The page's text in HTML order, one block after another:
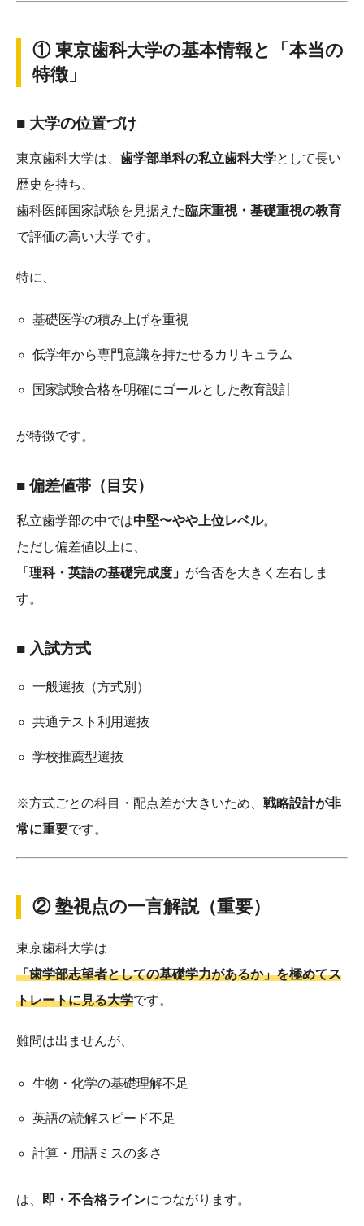
① 東京歯科大学の基本情報と「本当の
特徴」
■ 大学の位置づけ
東京歯科大学は、 歯学部単科の私立歯科大学として長い
歴史を持ち、
歯科医師国家試験を見据えた 臨床重視・基礎重視の教育
で評価の高い大学です。
特に、
基礎医学の積み上げを重視
低学年から専門意識を持たせるカリキュラム
国家試験合格を明確にゴールとした教育設計
が特徴です。
■ 偏差値帯（目安）
私立歯学部の中では中堅〜やや上位レベル。
ただし偏差値以上に、
「理科・英語の基礎完成度」 が合否を大きく左右しま
す。
■ 入試方式
一般選抜（方式別）
共通テスト利用選抜
学校推薦型選抜
※方式ごとの科目・配点差が大きいため、 戦略設計が非
常に重要です。
② 塾視点の一言解説（重要）
東京歯科大学は
「歯学部志望者としての基礎学力があるか」を極めてス
トレートに見る大学です。
難問は出ませんが、
生物・化学の基礎理解不足
英語の読解スピード不足
計算・用語ミスの多さ
は、 即・不合格ラインにつながります。